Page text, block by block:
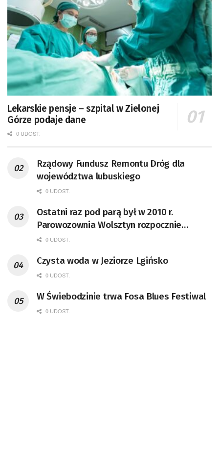
Lekarskie pensje – szpital w Zielonej
Górze podaje dane
0 UDOST.
Rządowy Fundusz Remontu Dróg dla
województwa lubuskiego
0 UDOST.
Ostatni raz pod parą był w 2010 r.
Parowozownia Wolsztyn rozpocznie
remont unikatowego Tr5-65
0 UDOST.
Czysta woda w Jeziorze Lgińsko
0 UDOST.
W Świebodzinie trwa Fosa Blues Festiwal
0 UDOST.